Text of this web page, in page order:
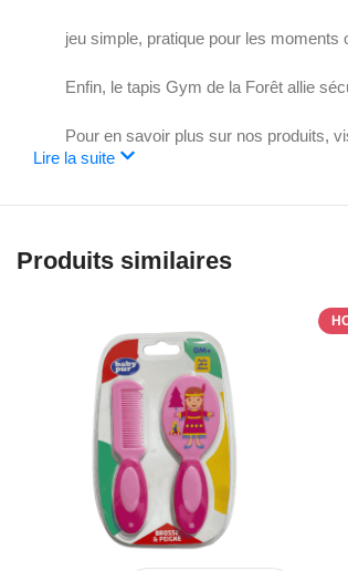
jeu simple, pratique pour les
Enfin, le tapis Gym de la Forêt allie
Pour en savoir plus sur nos produits,
Lire la suite
Produits similaires